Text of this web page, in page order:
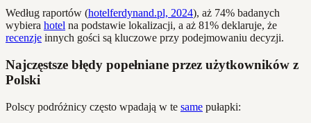
Według raportów (hotelferdynand.pl, 2024), aż 74% badanych
wybiera hotel na podstawie lokalizacji, a aż 81% deklaruje, że
recenzje innych gości są kluczowe przy podejmowaniu decyzji.
Najczęstsze błędy popełniane przez użytkowników z
Polski
Polscy podróżnicy często wpadają w te same pułapki: